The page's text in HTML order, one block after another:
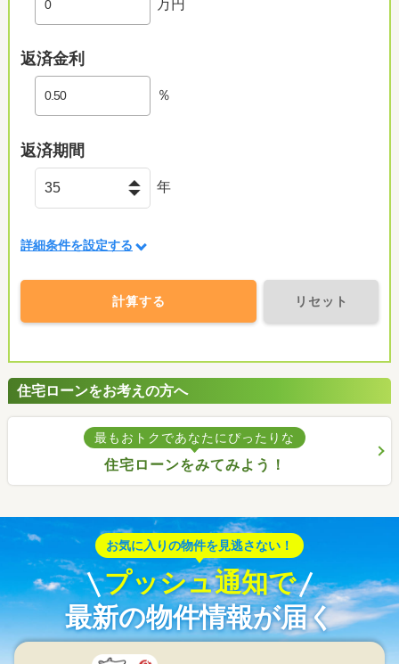
万円
返済金利
％
返済期間
年
詳細条件を設定する
計算する リセット
住宅ローンをお考えの方へ
最もおトクであなたにぴったりな
住宅ローンをみてみよう！
お気に入りの物件を見逃さない！
プッシュ通知で
最新の物件情報が届く